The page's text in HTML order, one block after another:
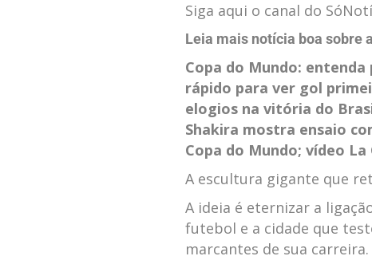
Siga aqui o canal do
Leia mais notícia boa sobre
Copa do Mundo:
rápido para ver gol
elogios na vitória do
Shakira mostra ensaio
Copa do Mundo; vídeo La
A escultura gigante que
A ideia é eternizar a
futebol e a cidade que
marcantes de sua carreira.